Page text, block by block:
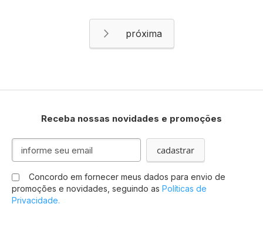
Página
Próximo
Receba nossas novidades e promoções
Inscreva-
nossa
Newsletter:
cadastrar
Concordo em fornecer meus dados para envio de
promoções e novidades, seguindo as Políticas de
Privacidade.